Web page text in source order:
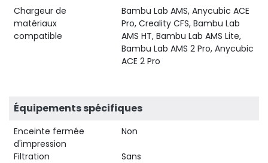
Chargeur de
matériaux
compatible
Bambu Lab AMS, Anycubic ACE
Pro, Creality CFS, Bambu Lab
AMS HT, Bambu Lab AMS Lite,
Bambu Lab AMS 2 Pro, Anycubic
ACE 2 Pro
Équipements spécifiques
Enceinte fermée
d'impression
Non
Filtration Sans